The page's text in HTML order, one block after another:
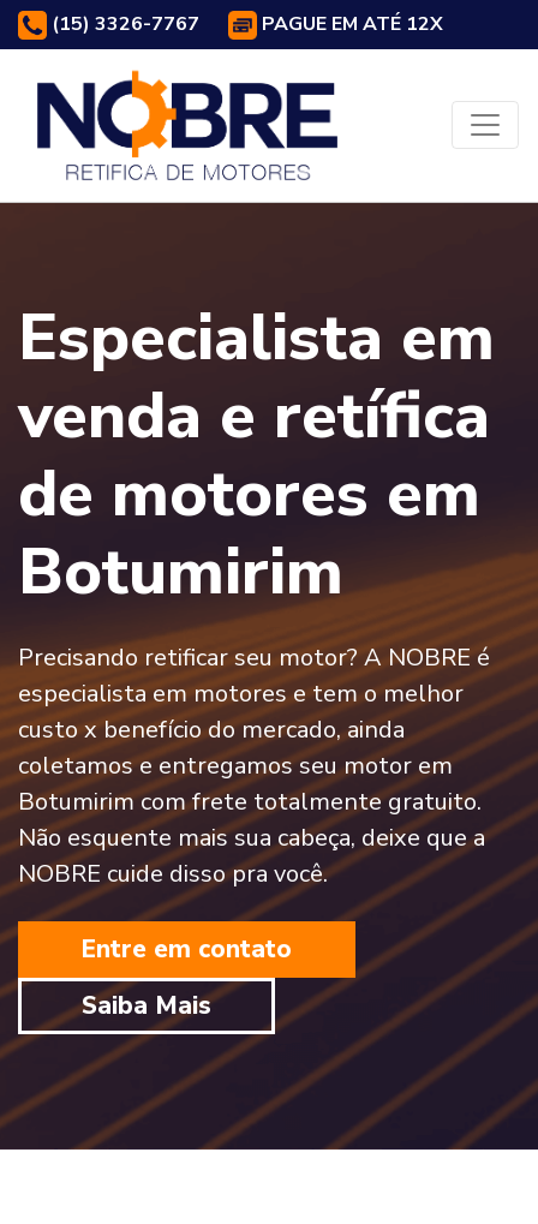
(15) 3326-7767 PAGUE EM ATÉ 12X
Especialista em
venda e retífica
de motores em
Botumirim
Precisando retificar seu motor? A NOBRE é
especialista em motores e tem o melhor
custo x benefício do mercado, ainda
coletamos e entregamos seu motor em
Botumirim com frete totalmente gratuito.
Não esquente mais sua cabeça, deixe que a
NOBRE cuide disso pra você.
Entre em contato
Saiba Mais